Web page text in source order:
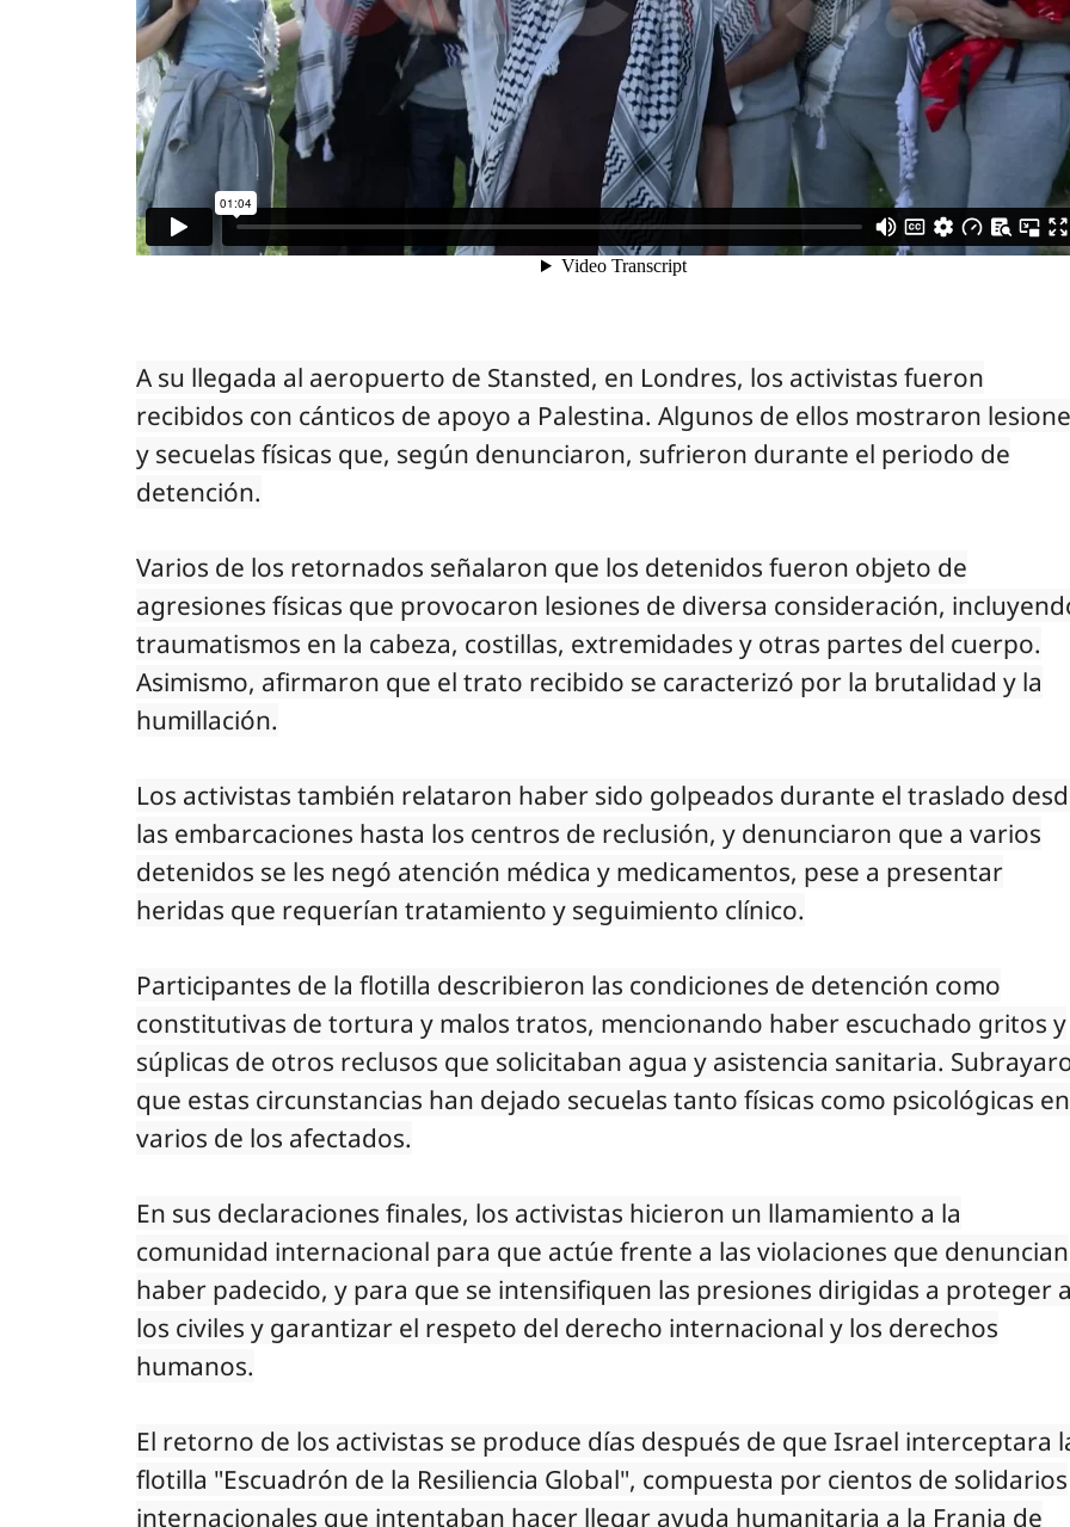
A su llegada al aeropuerto de Stansted, en Londres, los activistas fueron
recibidos con cánticos de apoyo a Palestina. Algunos de ellos mostraron
y secuelas físicas que, según denunciaron, sufrieron durante el periodo de
detención.
Varios de los retornados señalaron que los detenidos fueron objeto de
agresiones físicas que provocaron lesiones de diversa consideración,
traumatismos en la cabeza, costillas, extremidades y otras partes del cuerpo.
Asimismo, afirmaron que el trato recibido se caracterizó por la brutalidad y la
humillación.
Los activistas también relataron haber sido golpeados durante el traslado
las embarcaciones hasta los centros de reclusión, y denunciaron que a varios
detenidos se les negó atención médica y medicamentos, pese a presentar
heridas que requerían tratamiento y seguimiento clínico.
Participantes de la flotilla describieron las condiciones de detención como
constitutivas de tortura y malos tratos, mencionando haber escuchado gritos y
súplicas de otros reclusos que solicitaban agua y asistencia sanitaria.
que estas circunstancias han dejado secuelas tanto físicas como psicológicas en
varios de los afectados.
En sus declaraciones finales, los activistas hicieron un llamamiento a la
comunidad internacional para que actúe frente a las violaciones que denuncian
haber padecido, y para que se intensifiquen las presiones dirigidas a proteger
los civiles y garantizar el respeto del derecho internacional y los derechos
humanos.
El retorno de los activistas se produce días después de que Israel interceptara
flotilla "Escuadrón de la Resiliencia Global", compuesta por cientos de solidarios
internacionales que intentaban hacer llegar ayuda humanitaria a la Franja de